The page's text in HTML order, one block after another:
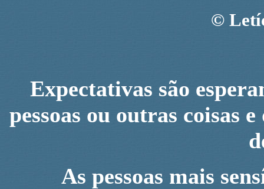
©
Expectativas são
pessoas ou outras coisas
As pessoas mais